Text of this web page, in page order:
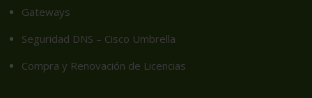
Gateways
Seguridad DNS – Cisco Umbrella
Compra y Renovación de Licencias